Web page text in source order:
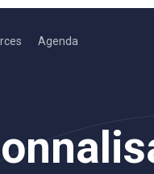
Agenda